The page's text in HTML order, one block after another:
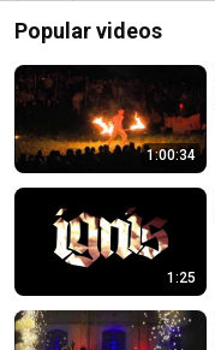
Popular videos
1:00:34
1:25